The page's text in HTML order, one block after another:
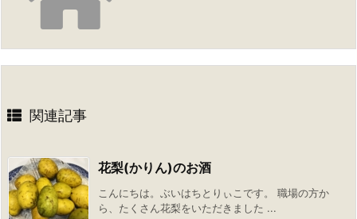
関連記事
花梨(かりん)のお酒
こんにちは。ぶいはちとりぃこです。 職場の方か
ら、たくさん花梨をいただきました ...